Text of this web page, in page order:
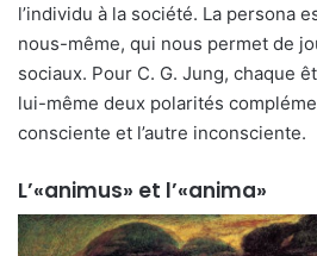
l’individu à la société. La persona
nous-même, qui nous permet de
sociaux. Pour C. G. Jung, chaque
lui-même deux polarités
consciente et l’autre inconsciente.
L’«animus» et l’«anima»